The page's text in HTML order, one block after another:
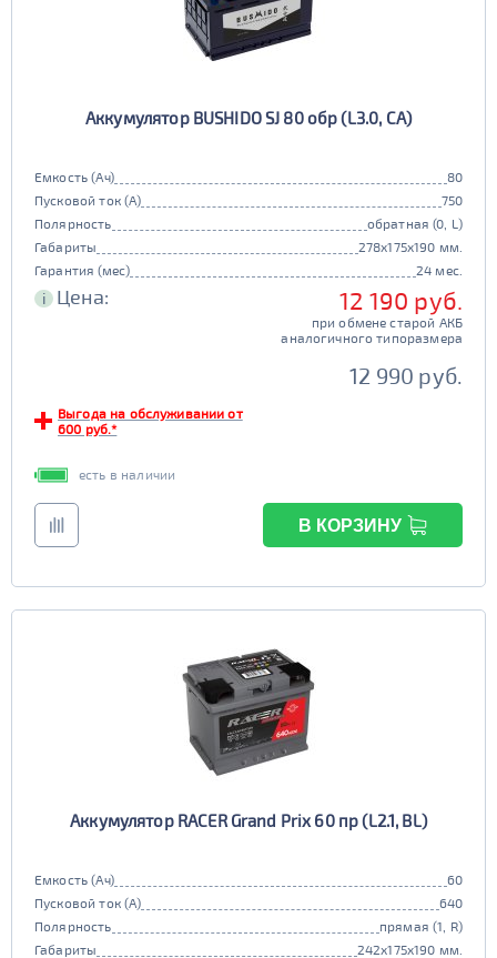
Аккумулятор BUSHIDO SJ 80 обр (L3.0, CA)
Емкость (Ач)
80
Пусковой ток (А)
750
Полярность
обратная (0, L)
Габариты
278x175x190 мм.
Гарантия (мес)
24 мес.
i Цена: 12 190 руб.
при обмене старой АКБ
аналогичного типоразмера
12 990 руб.
Выгода на обслуживании от
600 руб.*
есть в наличии
В КОРЗИНУ
Аккумулятор RACER Grand Prix 60 пр (L2.1, BL)
Емкость (Ач)
60
Пусковой ток (А)
640
Полярность
прямая (1, R)
Габариты
242x175x190 мм.